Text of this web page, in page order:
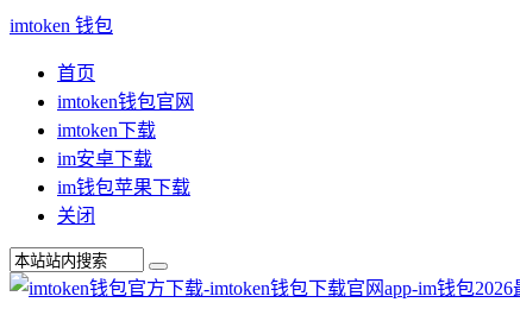
imtoken 钱包
首页
imtoken钱包官网
imtoken下载
im安卓下载
im钱包苹果下载
关闭